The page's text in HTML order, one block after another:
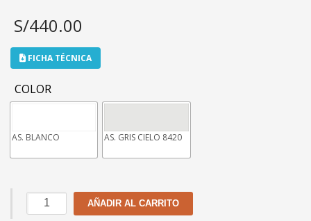
S/440.00
FICHA TÉCNICA
COLOR
AS. BLANCO AS. GRIS CIELO 8420
Látex
Satinado
AÑADIR AL CARRITO